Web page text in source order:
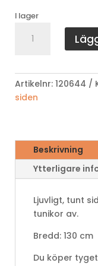
I lager
mönstrat
Artikelnr: 120644
siden
Beskrivning
Ytterligare
Ljuvligt, tunt
tunikor av.
Bredd: 130 cm
Du köper